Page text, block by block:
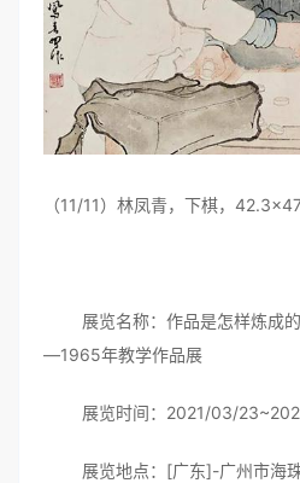
（11/11）林凤青，下棋，
展览名称：作品是怎样炼成
—1965年教学作品展
展览时间：2021/03/
展览地点：[广东]-广州市海珠